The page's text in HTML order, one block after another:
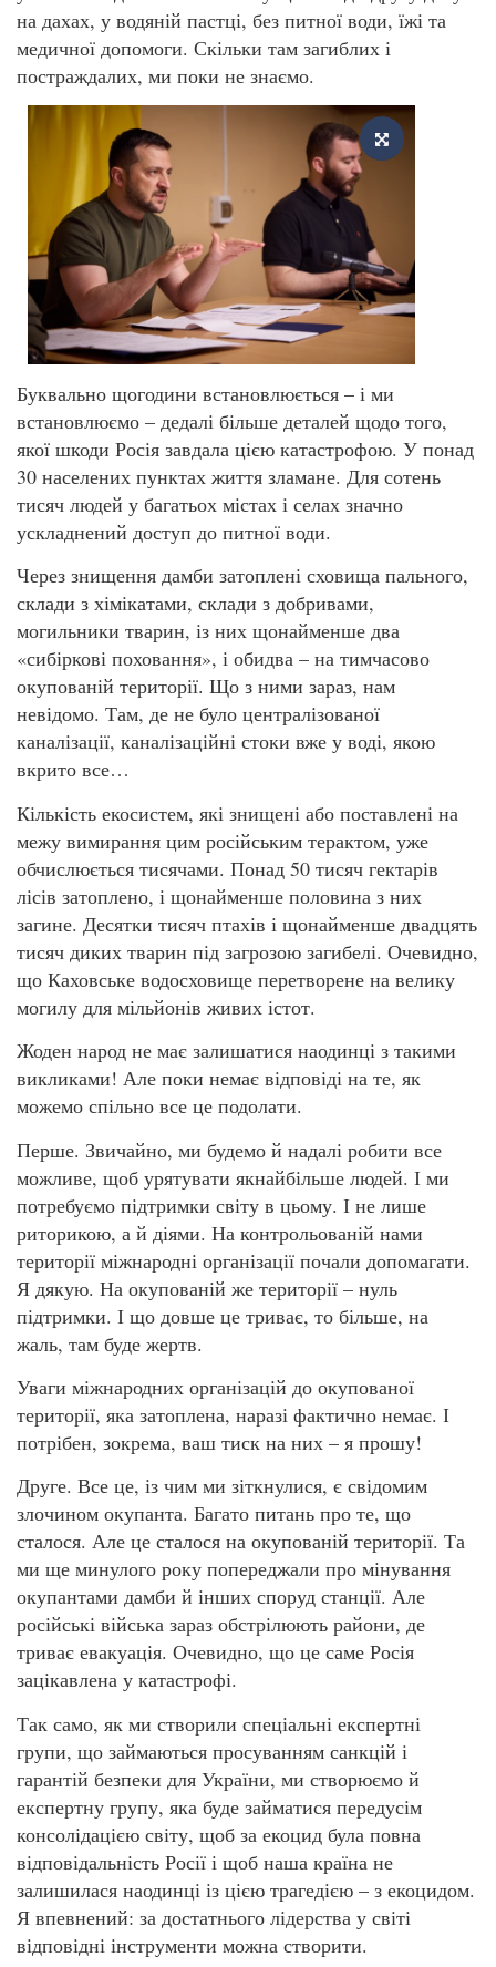
на дахах, у водяній пастці, без питної води, їжі та
медичної допомоги. Скільки там загиблих і
постраждалих, ми поки не знаємо.
Буквально щогодини встановлюється – і ми
встановлюємо – дедалі більше деталей щодо того,
якої шкоди Росія завдала цією катастрофою. У понад
30 населених пунктах життя зламане. Для сотень
тисяч людей у багатьох містах і селах значно
ускладнений доступ до питної води.
Через знищення дамби затоплені сховища пального,
склади з хімікатами, склади з добривами,
могильники тварин, із них щонайменше два
«сибіркові поховання», і обидва – на тимчасово
окупованій території. Що з ними зараз, нам
невідомо. Там, де не було централізованої
каналізації, каналізаційні стоки вже у воді, якою
вкрито все…
Кількість екосистем, які знищені або поставлені на
межу вимирання цим російським терактом, уже
обчислюється тисячами. Понад 50 тисяч гектарів
лісів затоплено, і щонайменше половина з них
загине. Десятки тисяч птахів і щонайменше двадцять
тисяч диких тварин під загрозою загибелі. Очевидно,
що Каховське водосховище перетворене на велику
могилу для мільйонів живих істот.
Жоден народ не має залишатися наодинці з такими
викликами! Але поки немає відповіді на те, як
можемо спільно все це подолати.
Перше. Звичайно, ми будемо й надалі робити все
можливе, щоб урятувати якнайбільше людей. І ми
потребуємо підтримки світу в цьому. І не лише
риторикою, а й діями. На контрольованій нами
території міжнародні організації почали допомагати.
Я дякую. На окупованій же території – нуль
підтримки. І що довше це триває, то більше, на
жаль, там буде жертв.
Уваги міжнародних організацій до окупованої
території, яка затоплена, наразі фактично немає. І
потрібен, зокрема, ваш тиск на них – я прошу!
Друге. Все це, із чим ми зіткнулися, є свідомим
злочином окупанта. Багато питань про те, що
сталося. Але це сталося на окупованій території. Та
ми ще минулого року попереджали про мінування
окупантами дамби й інших споруд станції. Але
російські війська зараз обстрілюють райони, де
триває евакуація. Очевидно, що це саме Росія
зацікавлена у катастрофі.
Так само, як ми створили спеціальні експертні
групи, що займаються просуванням санкцій і
гарантій безпеки для України, ми створюємо й
експертну групу, яка буде займатися передусім
консолідацією світу, щоб за екоцид була повна
відповідальність Росії і щоб наша країна не
залишилася наодинці із цією трагедією – з екоцидом.
Я впевнений: за достатнього лідерства у світі
відповідні інструменти можна створити.